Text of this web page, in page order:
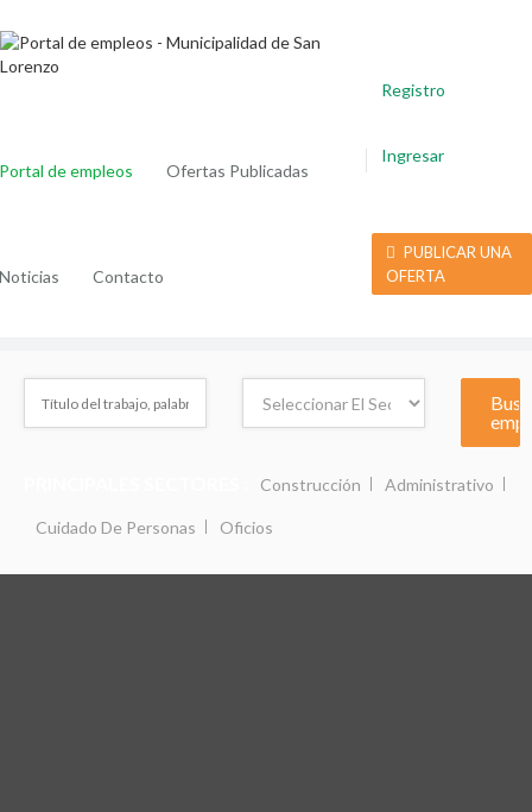
Portal de empleos Ofertas Publicadas
Noticias Contacto
Registro
Ingresar
PUBLICAR UNA
OFERTA
Construcción Administrativo
Cuidado De Personas Oficios